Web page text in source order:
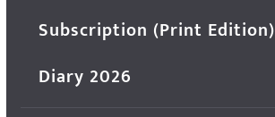
Subscription (Print Edition)
Diary 2026